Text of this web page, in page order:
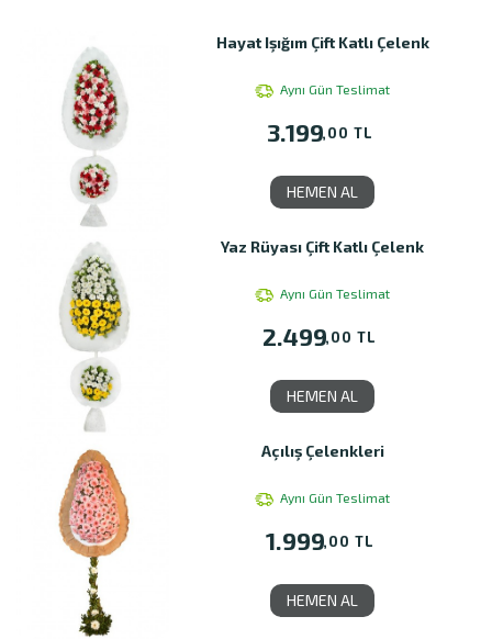
Hayat Işığım Çift Katlı Çelenk
Aynı Gün Teslimat
3.199,00 TL
HEMEN AL
Yaz Rüyası Çift Katlı Çelenk
Aynı Gün Teslimat
2.499,00 TL
HEMEN AL
Açılış Çelenkleri
Aynı Gün Teslimat
1.999,00 TL
HEMEN AL